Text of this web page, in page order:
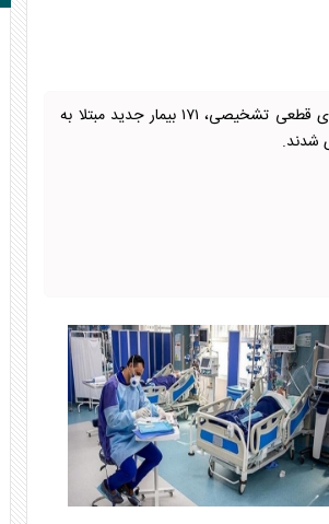
از دیروز تا امروز ۱۳ خردادماه ۱۴۰۱ و بر اساس معیارهای قطعی تشخیصی، ۱۷۱ بیمار جدید مبتلا به